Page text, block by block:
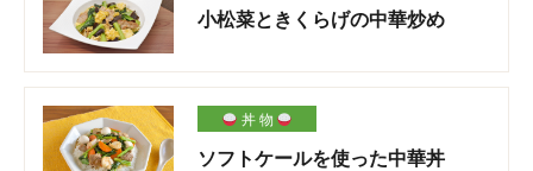
小松菜ときくらげの中華炒め
丼 物
ソフトケールを使った中華丼